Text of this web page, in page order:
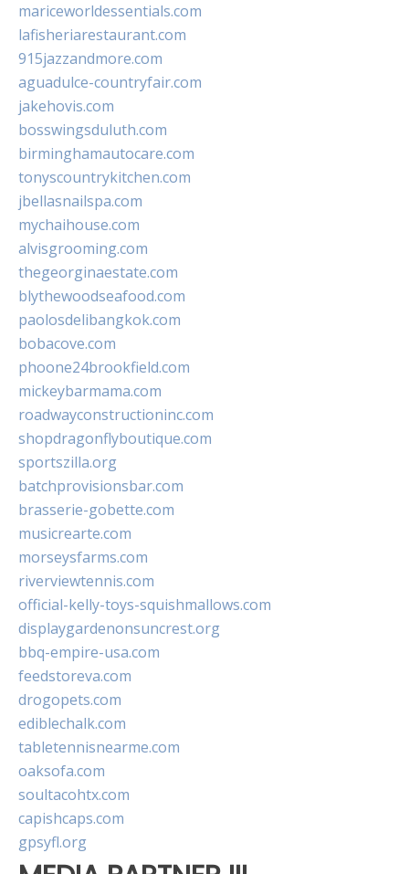
mariceworldessentials.com
lafisheriarestaurant.com
915jazzandmore.com
aguadulce-countryfair.com
jakehovis.com
bosswingsduluth.com
birminghamautocare.com
tonyscountrykitchen.com
jbellasnailspa.com
mychaihouse.com
alvisgrooming.com
thegeorginaestate.com
blythewoodseafood.com
paolosdelibangkok.com
bobacove.com
phoone24brookfield.com
mickeybarmama.com
roadwayconstructioninc.com
shopdragonflyboutique.com
sportszilla.org
batchprovisionsbar.com
brasserie-gobette.com
musicrearte.com
morseysfarms.com
riverviewtennis.com
official-kelly-toys-squishmallows.com
displaygardenonsuncrest.org
bbq-empire-usa.com
feedstoreva.com
drogopets.com
ediblechalk.com
tabletennisnearme.com
oaksofa.com
soultacohtx.com
capishcaps.com
gpsyfl.org